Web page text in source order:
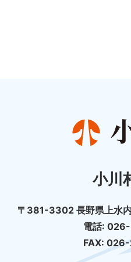
小川
〒381-3302 長野県上水
電話:
FAX: